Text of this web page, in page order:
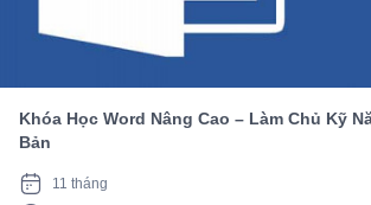
Khóa Học Word Nâng Cao – Làm Chủ Kỹ
Bản
11 tháng